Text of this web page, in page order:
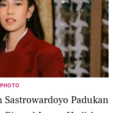
PHOTO
Padukan